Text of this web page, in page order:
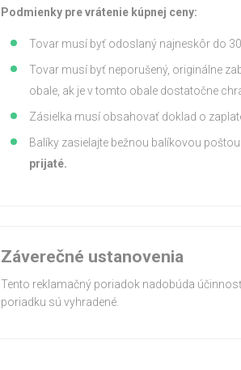
Podmienky pre vrátenie kúpnej ceny:
Tovar musí byť odoslaný najneskôr do
Tovar musí byť neporušený, originálne
obale, ak je v tomto obale dostatočne
Zásielka musí obsahovať doklad o
Balíky zasielajte bežnou balíkovou
prijaté.
Záverečné ustanovenia
Tento reklamačný poriadok nadobúda
poriadku sú vyhradené.